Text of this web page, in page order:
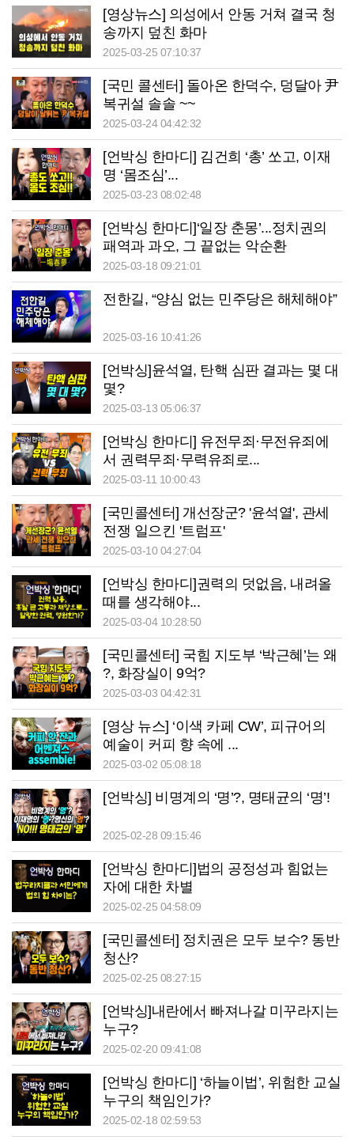
[영상뉴스] 의성에서 안동 거쳐 결국 청
송까지 덮친 화마
2025-03-25 07:10:37
[국민 콜센터] 돌아온 한덕수, 덩달아 尹
복귀설 솔솔 ~~
2025-03-24 04:42:32
[언박싱 한마디] 김건희 ‘총’ 쏘고, 이재
명 ‘몸조심’...
2025-03-23 08:02:48
[언박싱 한마디]‘일장 춘몽’...정치권의
패역과 과오, 그 끝없는 악순환
2025-03-18 09:21:01
전한길, “양심 없는 민주당은 해체해야”
2025-03-16 10:41:26
[언박싱]윤석열, 탄핵 심판 결과는 몇 대
몇?
2025-03-13 05:06:37
[언박싱 한마디] 유전무죄·무전유죄에
서 권력무죄·무력유죄로...
2025-03-11 10:00:43
[국민콜센터] 개선장군? '윤석열', 관세
전쟁 일으킨 '트럼프'
2025-03-10 04:27:04
[언박싱 한마디]권력의 덧없음, 내려올
때를 생각해야...
2025-03-04 10:28:50
[국민콜센터] 국힘 지도부 ‘박근혜’는 왜
?, 화장실이 9억?
2025-03-03 04:42:31
[영상 뉴스] ‘이색 카페 CW’, 피규어의
예술이 커피 향 속에 ...
2025-03-02 05:08:18
[언박싱] 비명계의 ‘명’?, 명태균의 ‘명’!
2025-02-28 09:15:46
[언박싱 한마디]법의 공정성과 힘없는
자에 대한 차별
2025-02-25 04:58:09
[국민콜센터] 정치권은 모두 보수? 동반
청산?
2025-02-25 08:27:15
[언박싱]내란에서 빠져나갈 미꾸라지는
누구?
2025-02-20 09:41:08
[언박싱 한마디] ‘하늘이법’, 위험한 교실
누구의 책임인가?
2025-02-18 02:59:53